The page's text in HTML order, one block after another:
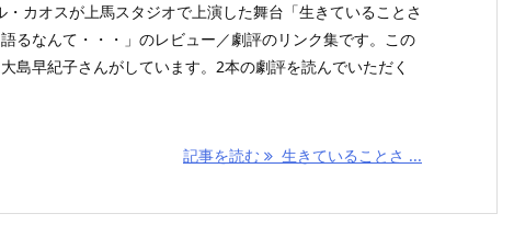
カオスが上馬スタジオで上演した舞台「生きていることさ
るなんて・・・」のレビュー／劇評のリンク集です。この
島早紀子さんがしています。2本の劇評を読んでいただく
記事を読む 生きていることさ ...